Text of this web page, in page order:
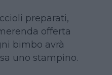
preparati,
offerta
bimbo avrà
uno stampino.